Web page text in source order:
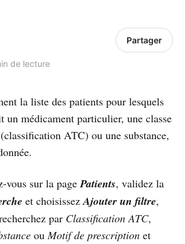
de lecture
Partager
la liste des patients pour lesquels
un médicament particulier, une classe
ATC) ou une substance,
vous sur la pagePatients, validez la
et choisissezAjouter un filtre,
par Classification ATC,
ouMotif de prescription et